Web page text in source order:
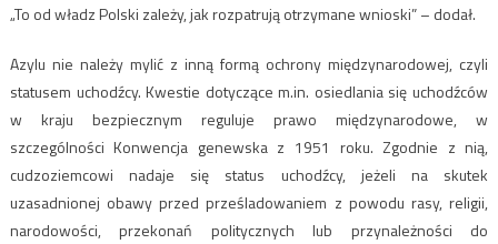
„To od władz Polski zależy, jak rozpatrują otrzymane wnioski” – dodał.
Azylu nie należy mylić z inną formą ochrony międzynarodowej, czyli
statusem uchodźcy. Kwestie dotyczące m.in. osiedlania się uchodźców
w kraju bezpiecznym reguluje prawo międzynarodowe, w
szczególności Konwencja genewska z 1951 roku. Zgodnie z nią,
cudzoziemcowi nadaje się status uchodźcy, jeżeli na skutek
uzasadnionej obawy przed prześladowaniem z powodu rasy, religii,
narodowości, przekonań politycznych lub przynależności do